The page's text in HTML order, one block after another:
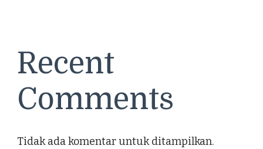
Recent
Comments
Tidak ada komentar untuk ditampilkan.